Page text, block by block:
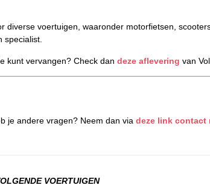
diverse voertuigen, waaronder motorfietsen,
specialist.
kunt vervangen? Check dan deze aflevering van
je andere vragen? Neem dan via deze link contact
VOERTUIGEN